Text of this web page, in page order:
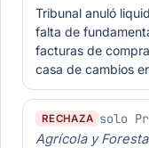
Tribunal anuló
falta de
facturas de
casa de cambios
RECHAZA solo
Agrícola y